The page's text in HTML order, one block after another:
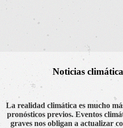
Noticias
La realidad climática es mucho
pronósticos previos. Eventos
graves nos obligan a actualizar